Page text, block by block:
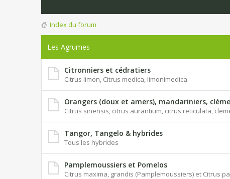
Index du forum
Les Agrumes
Citronniers et cédratiers
Citrus limon, Citrus medica, limonimedica
Orangers (doux et amers), mandariniers,
Citrus sinensis, citrus aurantium, citrus reticulata,
Tangor, Tangelo & hybrides
Tous les hybrides
Pamplemoussiers et Pomelos
Citrus maxima, grandis (Pamplemoussiers) et Citrus